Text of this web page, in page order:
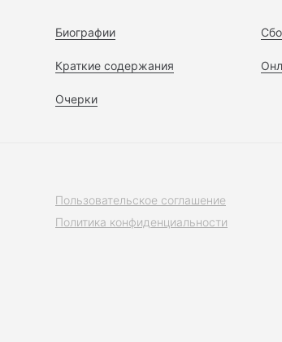
Биографии
Краткие содержания
Очерки
Пользовательское соглашение
Политика конфиденциальности